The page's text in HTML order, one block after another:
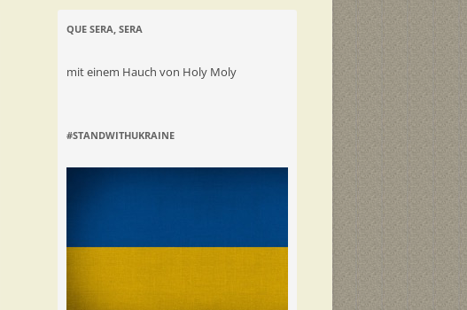
QUE SERA, SERA
mit einem Hauch von Holy Moly
#STANDWITHUKRAINE